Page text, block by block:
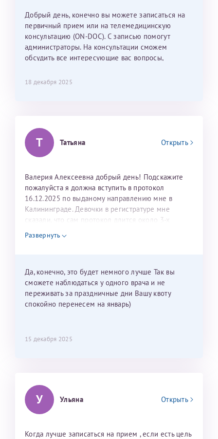
С ней общение было, как с давней знакомой, очень
лёгкое и простое. Вообще в данной клинике весь
персонал очень вежливый и чуткий, прям приятно
находиться. Мы собираемся туда ещё за вторым
ребёнком, и конечно же только к Ринату
26 июля 2026
Добрый день, конечно вы можете записаться на
первичный прием или на телемедицинскую
консультацию (ON-DOC). С записью помогут
администраторы. На консультации сможем
обсудить все интересующие вас вопросы,
18 декабря 2025
Т Татьяна Открыть
Валерия Алексеевна добрый день! Подскажите
пожалуйста я должна вступить в протокол
16.12.2025 по выданому направлению мне в
Калининграде. Девочки в регистратуре мне
сказали, что сам протокол длится около 3-х
недель и 3 недели я должна находится в Питере.
Можно мне новый год провести в Калининграде и
Развернуть
Да, конечно, это будет немного лучше Так вы
сможете наблюдаться у одного врача и не
переживать за праздничные дни Вашу квоту
спокойно перенесем на январь)
15 декабря 2025
У Ульяна Открыть
Когда лучше записаться на прием , если есть цель